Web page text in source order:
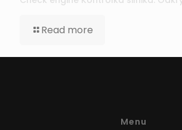
Read more
Menu